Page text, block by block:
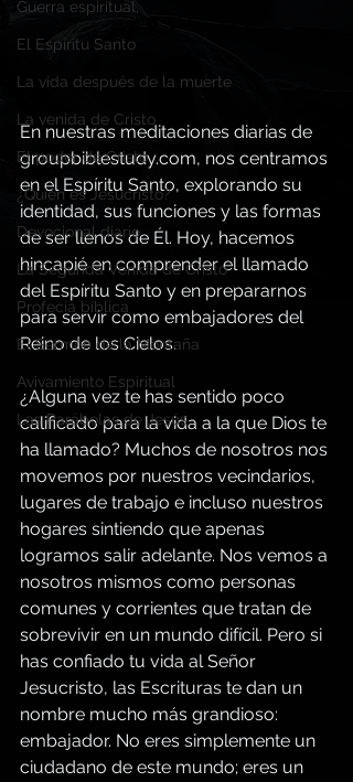
Guerra espiritual,
El Espíritu Santo
La vida después de la muerte
La venida de Cristo
El poder de Cristo
¿Quién es Jesucristo?
Devocional diario
La Segunda Venida de Cristo
Profecía bíblica
El Sermón de la Montaña
Avivamiento Espiritual
Las Parábolas de Jesús
En nuestras meditaciones diarias de
groupbiblestudy.com, nos centramos
en el Espíritu Santo, explorando su
identidad, sus funciones y las formas
de ser llenos de Él. Hoy, hacemos
hincapié en comprender el llamado
del Espíritu Santo y en prepararnos
para servir como embajadores del
Reino de los Cielos.
¿Alguna vez te has sentido poco
calificado para la vida a la que Dios te
ha llamado? Muchos de nosotros nos
movemos por nuestros vecindarios,
lugares de trabajo e incluso nuestros
hogares sintiendo que apenas
logramos salir adelante. Nos vemos a
nosotros mismos como personas
comunes y corrientes que tratan de
sobrevivir en un mundo difícil. Pero si
has confiado tu vida al Señor
Jesucristo, las Escrituras te dan un
nombre mucho más grandioso:
embajador. No eres simplemente un
ciudadano de este mundo; eres un